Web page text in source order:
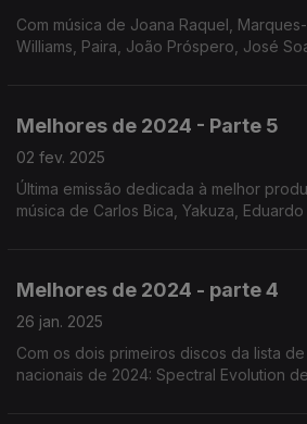
Com música de Joana Raquel,
Williams, Paira, João Próspero, José
Melhores de 2024 - Parte 5
02 fev. 2025
Última emissão dedicada à melhor
música de Carlos Bica, Yakuza,
Melhores de 2024 - parte 4
26 jan. 2025
Com os dois primeiros discos da lista
nacionais de 2024: Spectral Evolution